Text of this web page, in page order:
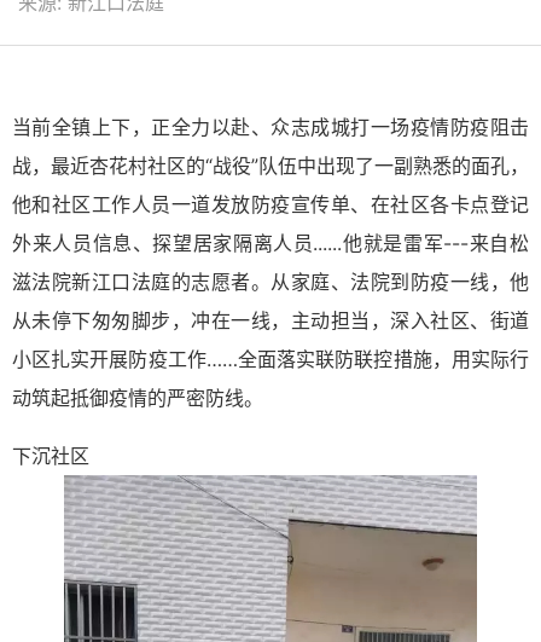
当前全镇上下，正全力以赴、众志成城打一场疫情防疫阻击
战，最近杏花村社区的“战役”队伍中出现了一副熟悉的面孔，
他和社区工作人员一道发放防疫宣传单、在社区各卡点登记
外来人员信息、探望居家隔离人员......他就是雷军---来自松
滋法院新江口法庭的志愿者。从家庭、法院到防疫一线，他
从未停下匆匆脚步，冲在一线，主动担当，深入社区、街道
小区扎实开展防疫工作……全面落实联防联控措施，用实际行
动筑起抵御疫情的严密防线。
下沉社区